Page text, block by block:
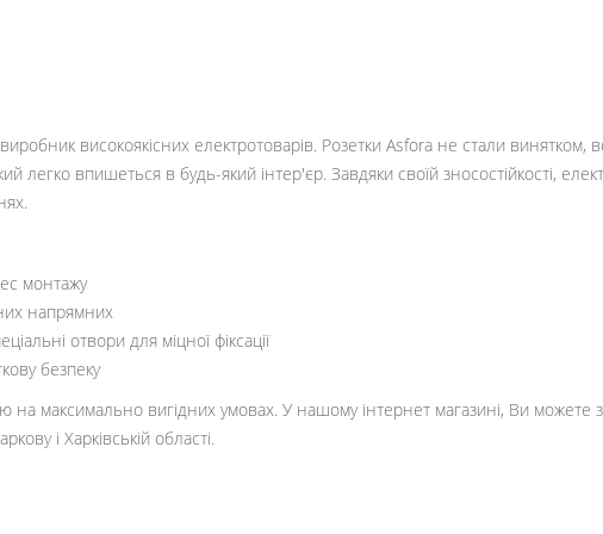
високоякісних електротоварів. Розетки Asfora не стали винятком,
легко впишеться в будь-який інтер'єр. Завдяки своїй зносостійкості,
монтажу
напрямних
отвори для міцної фіксації
безпеку
на максимально вигідних умовах. У нашому інтернет магазині, Ви можете
і Харківській області.